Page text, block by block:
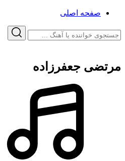
صفحه اصلی
مرتضی جعفرزاده